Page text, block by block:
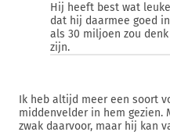
Hij heeft best wat
dat hij daarmee goed
als 30 miljoen zou
zijn.
Ik heb altijd meer een soort
middenvelder in hem
zwak daarvoor, maar hij kan